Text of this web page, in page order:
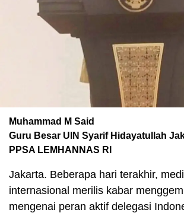
Muhammad M Said
Guru Besar UIN Syarif Hidayatullah
PPSA LEMHANNAS RI
Jakarta. Beberapa hari terakhir,
internasional merilis kabar
mengenai peran aktif delegasi